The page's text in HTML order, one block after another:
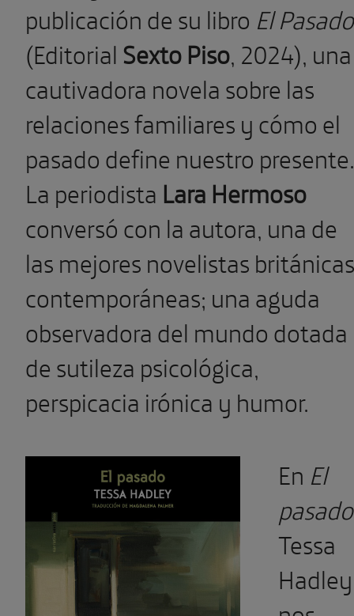
publicación de su libro El Pasado
(Editorial Sexto Piso, 2024), una
cautivadora novela sobre las
relaciones familiares y cómo el
pasado define nuestro presente.
La periodista Lara Hermoso
conversó con la autora, una de
las mejores novelistas británicas
contemporáneas; una aguda
observadora del mundo dotada
de sutileza psicológica,
perspicacia irónica y humor.
En El
pasado
Tessa
Hadley